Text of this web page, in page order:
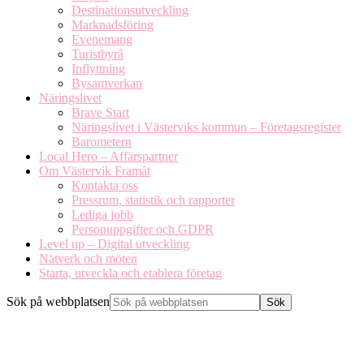
Destinationsutveckling
Marknadsföring
Evenemang
Turistbyrå
Inflyttning
Bysamverkan
Näringslivet
Brave Start
Näringslivet i Västerviks kommun – Företagsregister
Barometern
Local Hero – Affärspartner
Om Västervik Framåt
Kontakta oss
Pressrum, statistik och rapporter
Lediga jobb
Personuppgifter och GDPR
Level up – Digital utveckling
Nätverk och möten
Starta, utveckla och etablera företag
Sök på webbplatsen